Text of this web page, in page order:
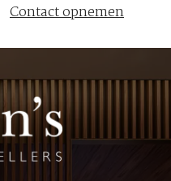
Contact opnemen